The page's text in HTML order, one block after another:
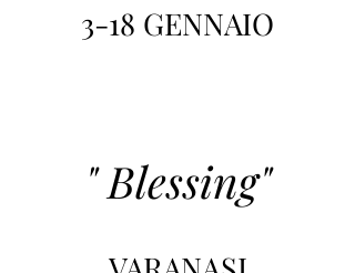
3-18 GENNAIO
" Blessing"